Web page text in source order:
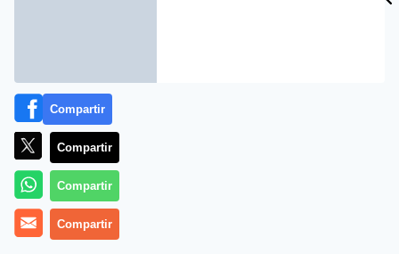
Más información
Compartir
Compartir
Compartir
Compartir